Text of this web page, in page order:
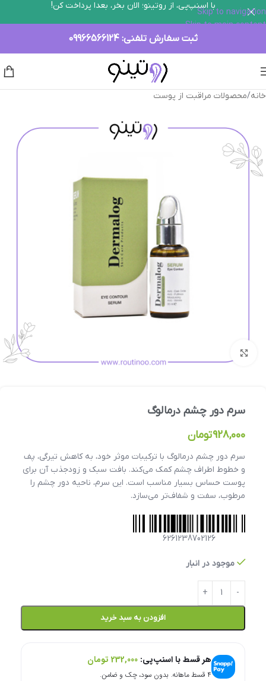
Skip to navigation
Skip to main content
با اسنپ‌پی، از روتینو؛ الان بخر، بعدا پرداخت کن!
ثبت سفارش تلفنی: 09966566124
خانه/محصولات مراقبت از پوست
سرم دور چشم درمالوگ
928,000تومان
سرم دور چشم درمالوگ با ترکیبات موثر خود، به کاهش تیرگی، پف
و خطوط اطراف چشم کمک می‌کند. بافت سبک و زودجذب آن برای
پوست حساس بسیار مناسب است. این سرم، ناحیه دور چشم را
مرطوب، سفت و شفاف‌تر می‌سازد.
6261238702126
موجود در انبار
افزودن به سبد خرید
هر قسط با اسنپ‌پی: 232,000 تومان
۴ قسط ماهانه. بدون سود، چک و ضامن.